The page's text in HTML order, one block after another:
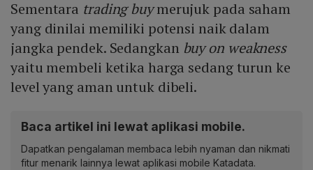
Sementara trading buymerujuk pada saham
yang dinilai memiliki potensi naik dalam
jangka pendek. Sedangkan buy on weakness
yaitu membeli ketika harga sedang turun ke
level yang aman untuk dibeli.
Baca artikel ini lewat aplikasi mobile.
Dapatkan pengalaman membaca lebih nyaman dan nikmati
fitur menarik lainnya lewat aplikasi mobile Katadata.